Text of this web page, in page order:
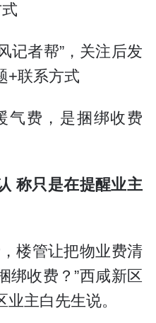
记者帮”，关注后发
+联系方式
气费，是捆绑收费
称只是在提醒业主
楼管让把物业费清
绑收费？”西咸新区
主白先生说。